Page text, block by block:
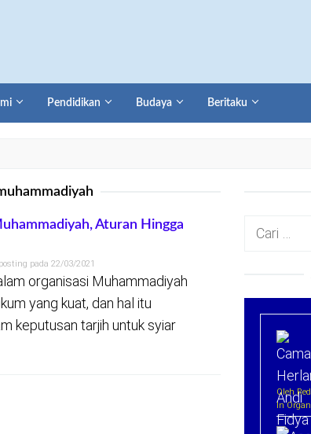
Pendidikan Budaya Beritaku
Aturan Hingga
pada 22/03/2021
organisasi Muhammadiyah
yang kuat, dan hal itu
keputusan tarjih untuk syiar
Cari
Oleh
In